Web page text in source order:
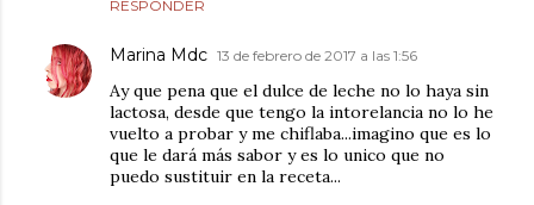
RESPONDER
Marina Mdc 13 de febrero de 2017 a las 1:56
Ay que pena que el dulce de leche no lo haya sin
lactosa, desde que tengo la intorelancia no lo he
vuelto a probar y me chiflaba...imagino que es lo
que le dará más sabor y es lo unico que no
puedo sustituir en la receta...